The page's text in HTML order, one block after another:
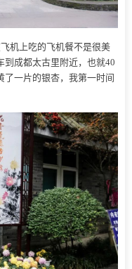
机上吃的飞机餐不是很美
到成都太古里附近，也就40
一片的银杏，我第一时间